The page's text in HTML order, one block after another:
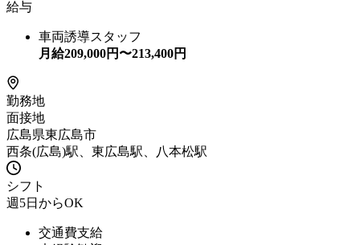
給与
車両誘導スタッフ
月給209,000円〜213,400円
勤務地
面接地
広島県東広島市
西条(広島)駅、東広島駅、八本松駅
シフト
週5日からOK
交通費支給